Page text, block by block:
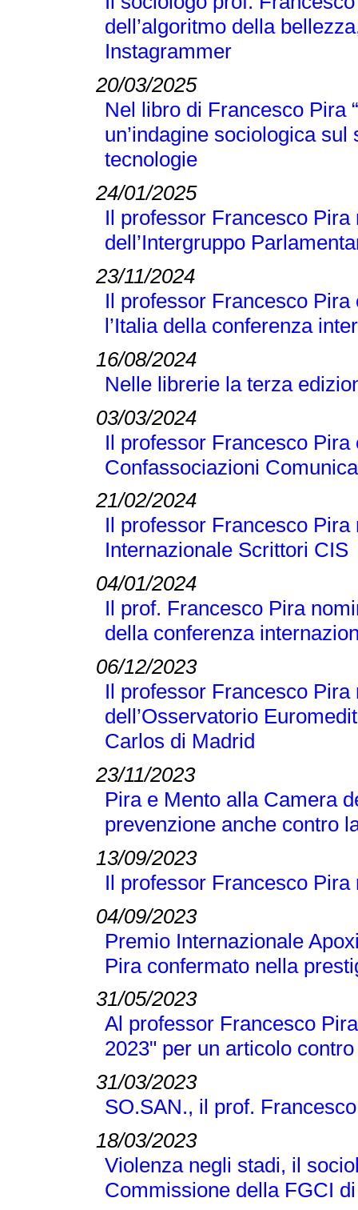
dell’algoritmo della
Instagrammer
20/03/2025
Nel libro di Francesco Pira
un’indagine sociologica
tecnologie
24/01/2025
Il professor Francesco
dell’Intergruppo
23/11/2024
Il professor Francesco
l’Italia della conferenza
16/08/2024
Nelle librerie la terza
03/03/2024
Il professor Francesco
Confassociazioni
21/02/2024
Il professor Francesco
Internazionale Scrittori CIS
04/01/2024
Il prof. Francesco Pira
della conferenza
06/12/2023
Il professor Francesco
dell’Osservatorio
Carlos di Madrid
23/11/2023
Pira e Mento alla Camera
prevenzione anche contro
13/09/2023
Il professor Francesco
04/09/2023
Premio Internazionale
Pira confermato nella
31/05/2023
Al professor Francesco
2023" per un articolo
31/03/2023
SO.SAN., il prof.
18/03/2023
Violenza negli stadi, il
Commissione della FGCI